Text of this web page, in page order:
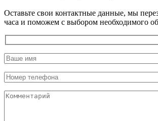
Оставьте свои контактные данные, мы
часа и поможем с выбором необходимого